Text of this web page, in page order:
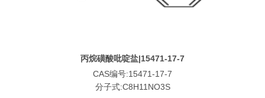
丙烷磺酸吡啶盐|15471-17-7
CAS编号:15471-17-7
分子式:C8H11NO3S